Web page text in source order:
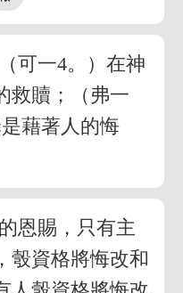
可一4。）在神
救贖；（弗一
藉著人的悔
恩賜，只有主
彀資格將悔改和